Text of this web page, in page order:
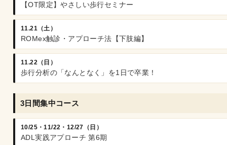
【OT限定】やさしい歩行セミナー
11.21（土）
ROMex触診・アプローチ法【下肢編】
11.22（日）
歩行分析の「なんとなく」を1日で卒業！
3日間集中コース
10/25・11/22・12/27（日）
ADL実践アプローチ 第6期